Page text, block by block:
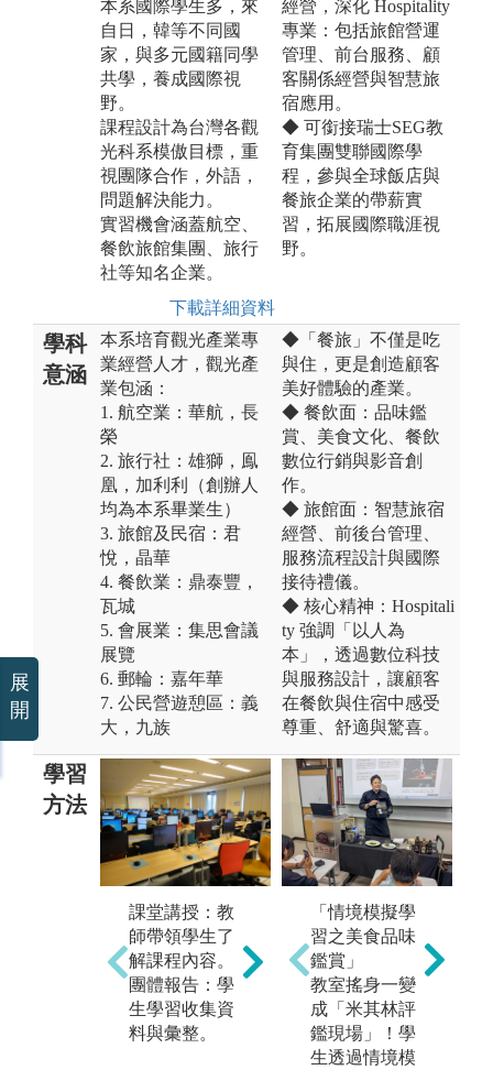
本系國際學生多，來
自日，韓等不同國
家，與多元國籍同學
共學，養成國際視
野。
課程設計為台灣各觀
光科系模傲目標，重
視團隊合作，外語，
問題解決能力。
實習機會涵蓋航空、
餐飲旅館集團、旅行
社等知名企業。
下載詳細資料
經營，深化 Hospitality
專業：包括旅館營運
管理、前台服務、顧
客關係經營與智慧旅
宿應用。
◆ 可銜接瑞士SEG教
育集團雙聯國際學
程，參與全球飯店與
餐旅企業的帶薪實
習，拓展國際職涯視
野。
學科
意涵
本系培育觀光產業專
業經營人才，觀光產
業包涵：
1. 航空業：華航，長
榮
2. 旅行社：雄獅，鳯
凰，加利利（創辦人
均為本系畢業生）
3. 旅館及民宿：君
悅，晶華
4. 餐飲業：鼎泰豐，
瓦城
5. 會展業：集思會議
展覽
6. 郵輪：嘉年華
7. 公民營遊憩區：義
大，九族
◆「餐旅」不僅是吃
與住，更是創造顧客
美好體驗的產業。
◆ 餐飲面：品味鑑
賞、美食文化、餐飲
數位行銷與影音創
作。
◆ 旅館面：智慧旅宿
經營、前後台管理、
服務流程設計與國際
接待禮儀。
◆ 核心精神：Hospitali
ty 強調「以人為
本」，透過數位科技
與服務設計，讓顧客
在餐飲與住宿中感受
尊重、舒適與驚喜。
學習
方法
課堂講授：教
師帶領學生了
解課程內容。
團體報告：學
生學習收集資
料與彙整。
個案學習：在
教師主持與引
導下的互動式
個案教學，並
經由師生互動
來培養思考的
能力以及「做
「情境模擬學
習之美食品味
鑑賞」
教室搖身一變
成「米其林評
鑑現場」！學
生透過情境模
展
開